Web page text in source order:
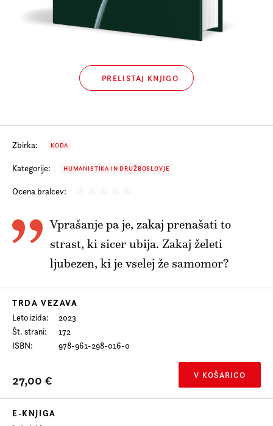
PRELISTAJ KNJIGO
Zbirka: KODA
Kategorije: HUMANISTIKA IN DRUŽBOSLOVJE
Ocena bralcev:
Vprašanje pa je, zakaj prenašati to
strast, ki sicer ubija. Zakaj želeti
ljubezen, ki je vselej že samomor?
TRDA VEZAVA
Leto izida
2023
Št. strani
172
ISBN
978-961-298-016-0
27,00 € V KOŠARICO
E-KNJIGA